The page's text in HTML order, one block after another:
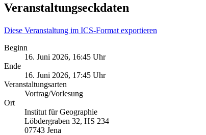
Veranstaltungseckdaten
Diese Veranstaltung im ICS-Format exportieren
Beginn
16. Juni 2026, 16:45 Uhr
Ende
16. Juni 2026, 17:45 Uhr
Veranstaltungsarten
Vortrag/Vorlesung
Ort
Institut für Geographie
Löbdergraben 32, HS 234
07743 Jena